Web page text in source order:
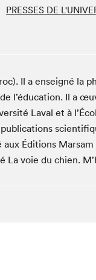
La
PRESSES DE
Il a enseigné la
l’éducation. Il a
Laval et à
Éditions
voie du chien.